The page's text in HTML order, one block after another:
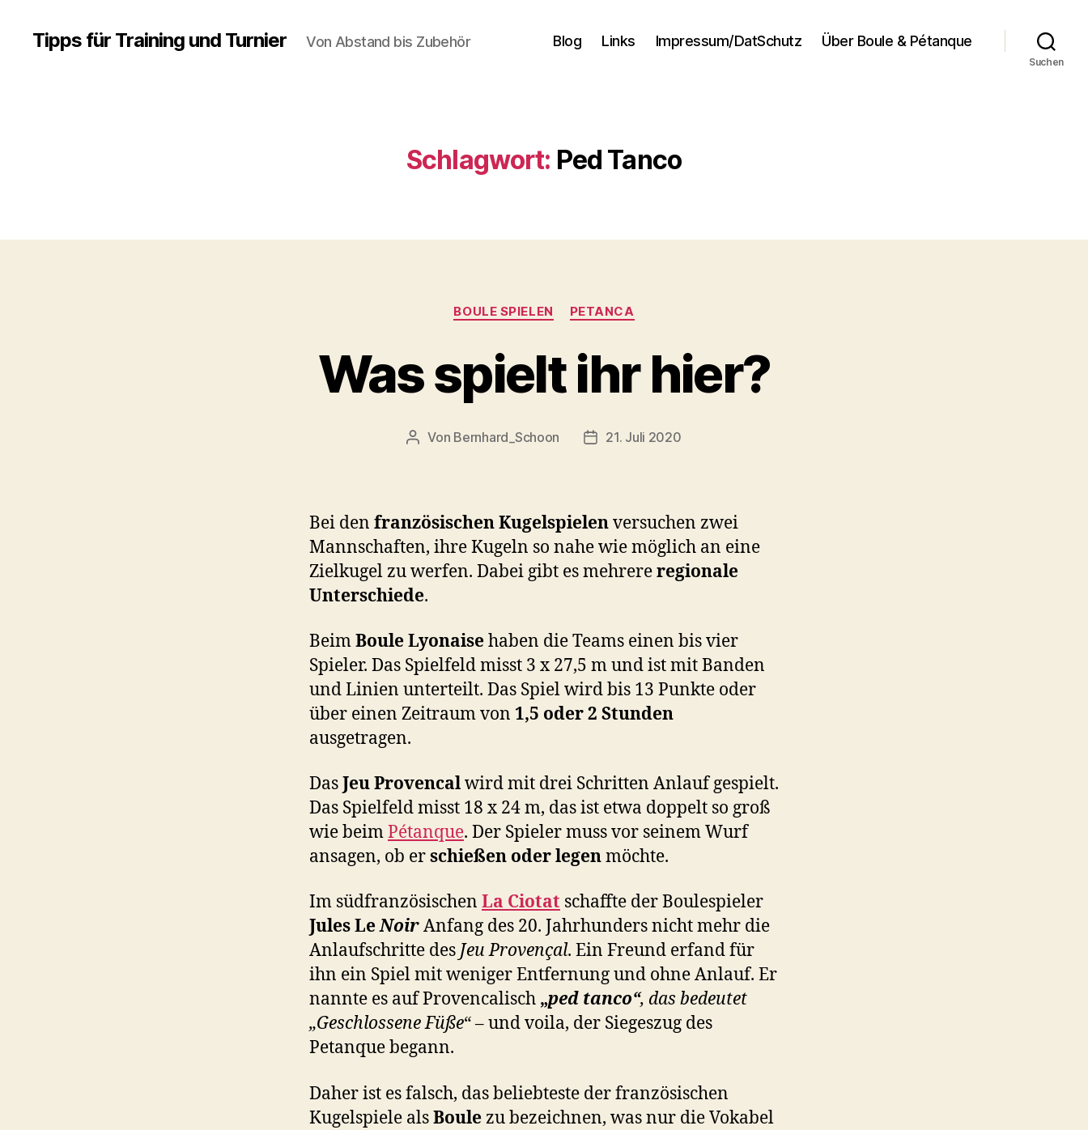
Tipps für Training und Turnier Von Abstand bis Zubehör Blog Links Impressum/DatSchutz Über Boule & Pétanque
Suchen
Schlagwort: Ped Tanco
Kategorien
BOULE SPIELEN PETANCA
Was spielt ihr hier?
Beitragsautor
Von Bernhard_Schoon Veröffentlichungsdatum
21. Juli 2020
Bei den französischen Kugelspielenversuchen zwei
Mannschaften, ihre Kugeln so nahe wie möglich an eine
Zielkugel zu werfen. Dabei gibt es mehrereregionale
Unterschiede.
BeimBoule Lyonaisehaben die Teams einen bis vier
Spieler. Das Spielfeld misst 3 x 27,5 m und ist mit Banden
und Linien unterteilt. Das Spiel wird bis 13 Punkte oder
über einen Zeitraum von 1,5 oder 2 Stunden
ausgetragen.
DasJeu Provencalwird mit drei Schritten Anlauf gespielt.
Das Spielfeld misst 18 x 24 m, das ist etwa doppelt so groß
wie beimPétanque. Der Spieler muss vor seinem Wurf
ansagen, ob erschießen oder legenmöchte.
Im südfranzösischen La Ciotat schaffte der Boulespieler
Jules LeNoirAnfang des 20. Jahrhunders nicht mehr die
Anlaufschritte des Jeu Provençal. Ein Freund erfand für
ihn ein Spiel mit weniger Entfernung und ohne Anlauf. Er
nannte es auf Provencalisch „ped tanco“, das bedeutet
„Geschlossene Füße“ – und voila, der Siegeszug des
Petanque begann.
Daher ist es falsch, das beliebteste der französischen
Kugelspiele alsBoulezu bezeichnen, was nur die Vokabel